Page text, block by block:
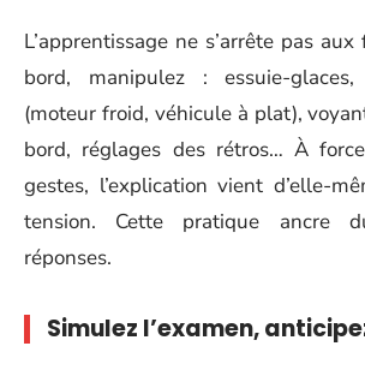
L’apprentissage ne s’arrête pas
bord, manipulez : essuie-
(moteur froid, véhicule à plat),
bord, réglages des rétros… À
gestes, l’explication vient d’elle-
tension. Cette pratique ancre
réponses.
Simulez l’examen,